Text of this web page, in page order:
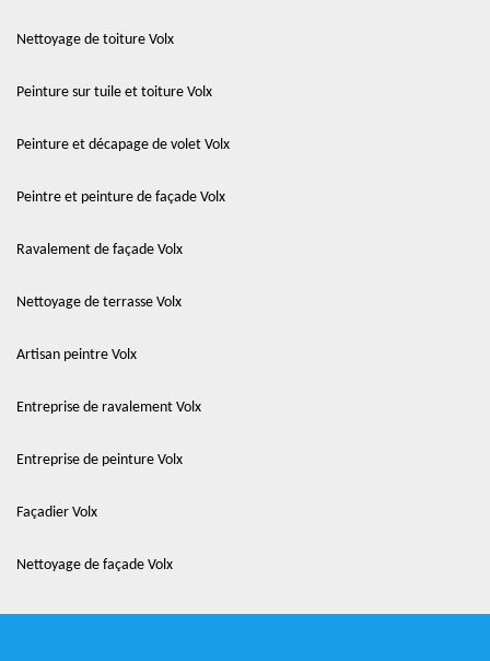
Nettoyage de toiture Volx
Peinture sur tuile et toiture Volx
Peinture et décapage de volet Volx
Peintre et peinture de façade Volx
Ravalement de façade Volx
Nettoyage de terrasse Volx
Artisan peintre Volx
Entreprise de ravalement Volx
Entreprise de peinture Volx
Façadier Volx
Nettoyage de façade Volx